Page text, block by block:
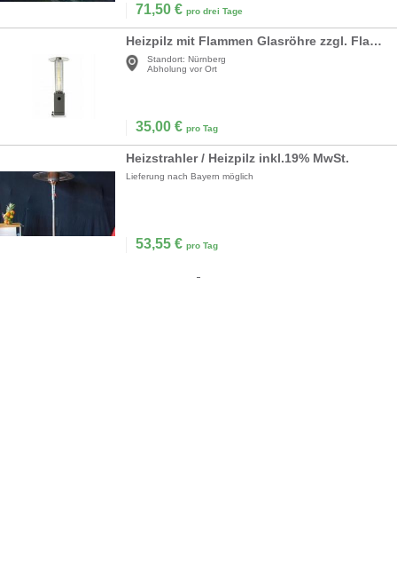
71,50 € pro drei Tage
Heizpilz mit Flammen Glasröhre zzgl. Flasche
Standort: Nürnberg
Abholung vor Ort
35,00 € pro Tag
Heizstrahler / Heizpilz inkl.19% MwSt.
Lieferung nach Bayern möglich
53,55 € pro Tag